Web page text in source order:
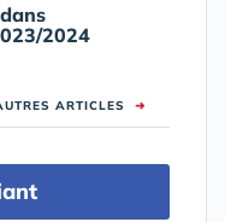
2024
ARTICLES ➜